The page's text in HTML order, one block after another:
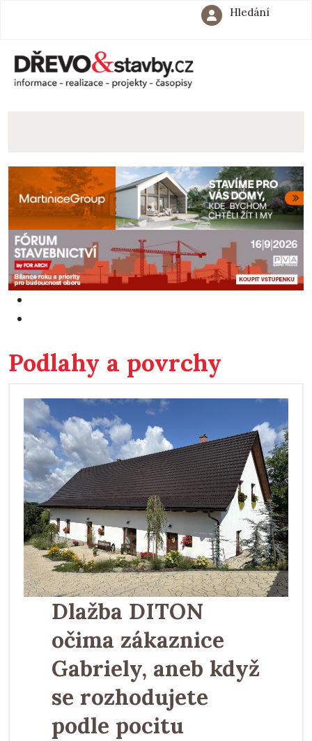
Hledání
Podlahy a povrchy
Dlažba DITON
očima zákaznice
Gabriely, aneb když
se rozhodujete
podle pocitu